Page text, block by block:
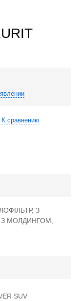
К сравнению
З
З МОЛДИНГОМ,
SUV